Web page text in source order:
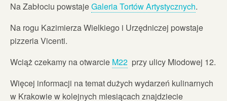
Na Zabłociu powstajeGaleria Tortów Artystycznych.
Na rogu Kazimierza Wielkiego i Urzędniczej powstaje
pizzeria Vicenti.
Wciąż czekamy na otwarcie M22 przy ulicy Miodowej 12.
Więcej informacji na temat dużych wydarzeń kulinarnych
w Krakowie w kolejnych miesiącach znajdziecie